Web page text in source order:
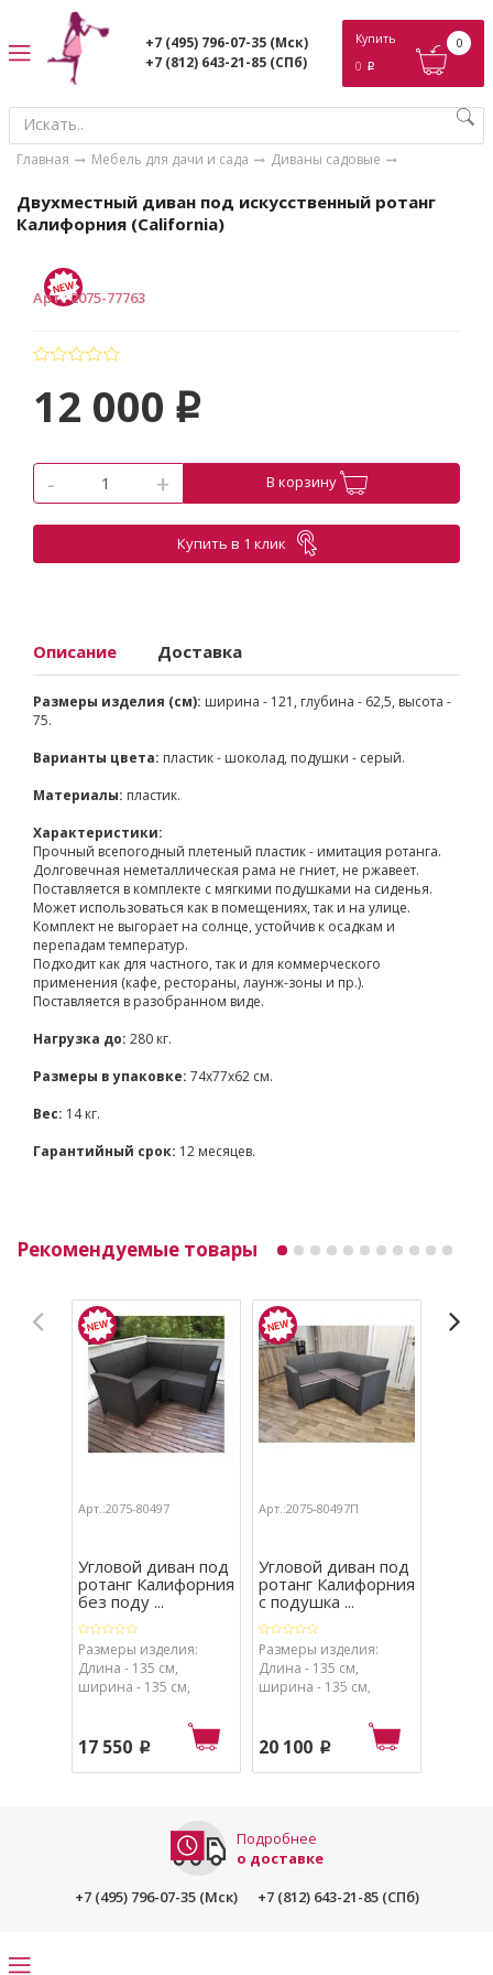
+7 (495) 796-07-35 (Мск)
+7 (812) 643-21-85 (СПб)
Купить
0 p
0
Главная Мебель для дачи и сада Диваны садовые
Двухместный диван под искусственный ротанг
Калифорния (California)
Арт.:2075-77763
12 000 p
- + В корзину
Купить в 1 клик
Описание Доставка
Размеры изделия (см): ширина - 121, глубина - 62,5, высота -
75.
Варианты цвета: пластик - шоколад, подушки - серый.
Материалы: пластик.
Характеристики:
Прочный всепогодный плетеный пластик - имитация ротанга.
Долговечная неметаллическая рама не гниет, не ржавеет.
Поставляется в комплекте с мягкими подушками на сиденья.
Может использоваться как в помещениях, так и на улице.
Комплект не выгорает на солнце, устойчив к осадкам и
перепадам температур.
Подходит как для частного, так и для коммерческого
применения (кафе, рестораны, лаунж-зоны и пр.).
Поставляется в разобранном виде.
Нагрузка до: 280 кг.
Размеры в упаковке: 74х77х62 см.
Вес: 14 кг.
Гарантийный срок: 12 месяцев.
Рекомендуемые товары
Арт.:2075-80497
Угловой диван под
ротанг Калифорния
без поду ...
Размеры изделия:
Длина - 135 см,
ширина - 135 см,
0,35 м3. Размеры в
упаковке: 74 х 77 х 62
17 550 p
Арт.:2075-80497П
Угловой диван под
ротанг Калифорния
с подушка ...
Размеры изделия:
Длина - 135 см,
ширина - 135 см,
0,35 м3. Размеры в
упаковке: 74 х 77 х 62
20 100 p
Подробнее
о доставке
+7 (495) 796-07-35 (Мск)
+7 (812) 643-21-85 (СПб)